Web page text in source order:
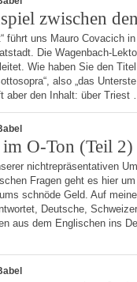
zwischen
führt uns Mauro Covacich
Die Wagenbach-
Wie haben Sie den
also „das
aber den Inhalt: über Triest
im O-Ton (Teil 2)
nichtrepräsentativen
Fragen geht es hier
schnöde Geld. Auf
Deutsche,
aus dem Englischen ins